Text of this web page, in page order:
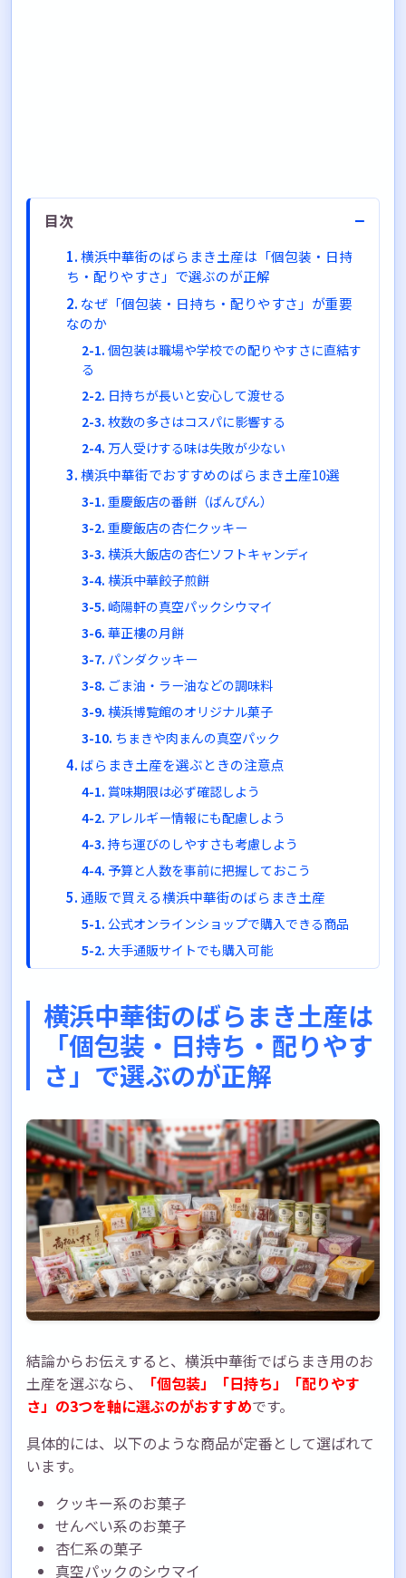
目次 −
横浜中華街のばらまき土産は「個包装・日持
ち・配りやすさ」で選ぶのが正解
なぜ「個包装・日持ち・配りやすさ」が重要
なのか
個包装は職場や学校での配りやすさに直結す
る
日持ちが長いと安心して渡せる
枚数の多さはコスパに影響する
万人受けする味は失敗が少ない
横浜中華街でおすすめのばらまき土産10選
重慶飯店の番餅（ばんぴん）
重慶飯店の杏仁クッキー
横浜大飯店の杏仁ソフトキャンディ
横浜中華餃子煎餅
崎陽軒の真空パックシウマイ
華正樓の月餅
パンダクッキー
ごま油・ラー油などの調味料
横浜博覧館のオリジナル菓子
ちまきや肉まんの真空パック
ばらまき土産を選ぶときの注意点
賞味期限は必ず確認しよう
アレルギー情報にも配慮しよう
持ち運びのしやすさも考慮しよう
予算と人数を事前に把握しておこう
通販で買える横浜中華街のばらまき土産
公式オンラインショップで購入できる商品
大手通販サイトでも購入可能
大人数の職場に配る場合
少人数に丁寧に渡したい場合
甘いものが苦手な人が多い場合
話題性を重視したい場合
イントを押さえれば簡単
横浜中華街のばらまき土産は
「個包装・日持ち・配りやす
さ」で選ぶのが正解
結論からお伝えすると、横浜中華街でばらまき用のお
土産を選ぶなら、
「個包装」「日持ち」「配りやす
さ」の3つを軸に選ぶのがおすすめです。
具体的には、以下のような商品が定番として選ばれて
います。
クッキー系のお菓子
せんべい系のお菓子
杏仁系の菓子
真空パックのシウマイ